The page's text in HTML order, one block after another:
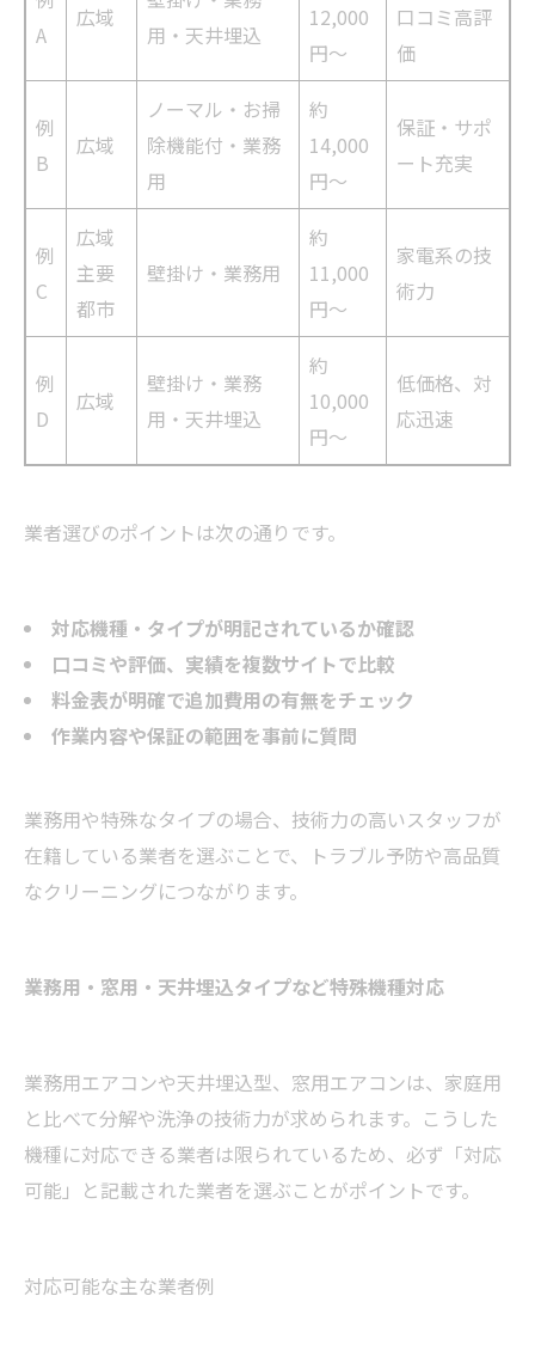
A
広域
用・天井埋込
12,000
円〜
口コミ高評
価
例
B
広域
ノーマル・お掃
除機能付・業務
用
約
14,000
円〜
保証・サポ
ート充実
例
C
広域
主要
都市
壁掛け・業務用
約
11,000
円〜
家電系の技
術力
例
D
広域
壁掛け・業務
用・天井埋込
約
10,000
円〜
低価格、対
応迅速
業者選びのポイントは次の通りです。
対応機種・タイプが明記されているか確認
口コミや評価、実績を複数サイトで比較
料金表が明確で追加費用の有無をチェック
作業内容や保証の範囲を事前に質問
業務用や特殊なタイプの場合、技術力の高いスタッフが
在籍している業者を選ぶことで、トラブル予防や高品質
なクリーニングにつながります。
業務用・窓用・天井埋込タイプなど特殊機種対応
業務用エアコンや天井埋込型、窓用エアコンは、家庭用
と比べて分解や洗浄の技術力が求められます。こうした
機種に対応できる業者は限られているため、必ず「対応
可能」と記載された業者を選ぶことがポイントです。
対応可能な主な業者例